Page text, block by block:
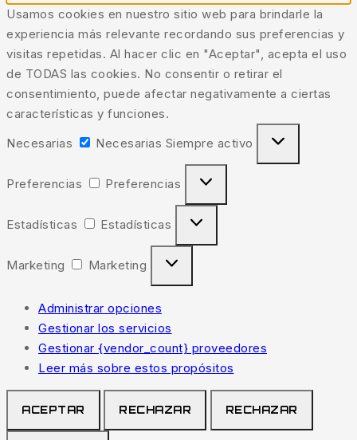
Usamos cookies en nuestro sitio web para brindarle la
experiencia más relevante recordando sus preferencias y
visitas repetidas. Al hacer clic en "Aceptar", acepta el uso
de TODAS las cookies. No consentir o retirar el
consentimiento, puede afectar negativamente a ciertas
características y funciones.
Necesarias
Necesarias Siempre activo
Preferencias Preferencias
Estadísticas Estadísticas
Marketing Marketing
Administrar opciones
Gestionar los servicios
Gestionar {vendor_count} proveedores
Leer más sobre estos propósitos
ACEPTAR RECHAZAR RECHAZAR